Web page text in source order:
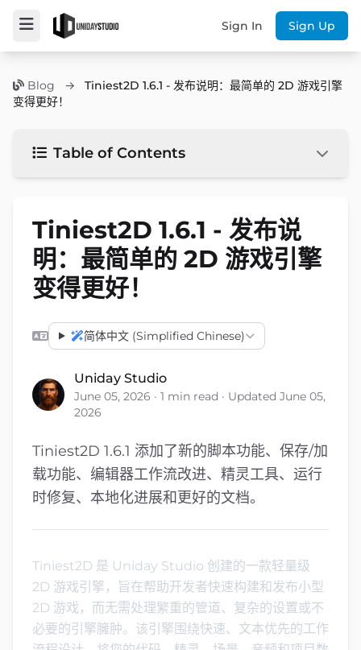
Sign In Sign Up
Blog →
Tiniest2D 1.6.1 - 发布说明：最简单的 2D 游戏引擎
变得更好！
Table of Contents
Tiniest2D 1.6.1 - 发布说
明：最简单的 2D 游戏引擎
变得更好！
简体中文 (Simplified Chinese)
Uniday Studio
June 05, 2026 · 1 min read · Updated June 05,
2026
Tiniest2D 1.6.1 添加了新的脚本功能、保存/加
载功能、编辑器工作流改进、精灵工具、运行
时修复、本地化进展和更好的文档。
Tiniest2D 是 Uniday Studio 创建的一款轻量级
2D 游戏引擎，旨在帮助开发者快速构建和发布小型
2D 游戏，而无需处理繁重的管道、复杂的设置或不
必要的引擎臃肿。该引擎围绕快速、文本优先的工作